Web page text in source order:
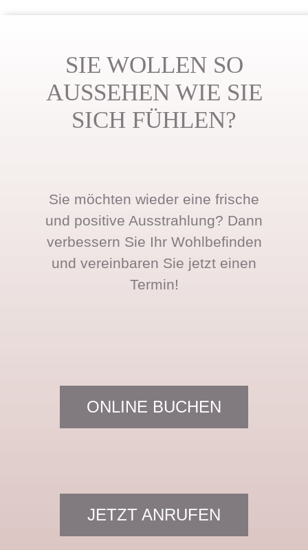
SIE WOLLEN SO
AUSSEHEN WIE SIE
SICH FÜHLEN?
Sie möchten wieder eine frische
und positive Ausstrahlung? Dann
verbessern Sie Ihr Wohlbefinden
und vereinbaren Sie jetzt einen
Termin!
ONLINE BUCHEN
JETZT ANRUFEN